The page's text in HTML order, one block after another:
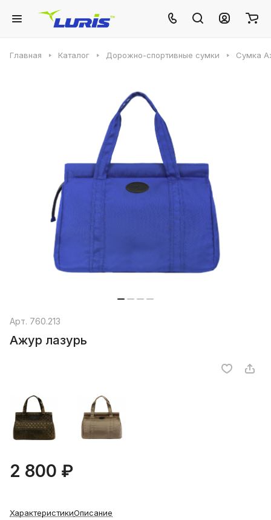
Главная Каталог Дорожно-спортивные сумки Сумка
Арт. 760.213
Ажур лазурь
2 800 ₽
ХарактеристикиОписание